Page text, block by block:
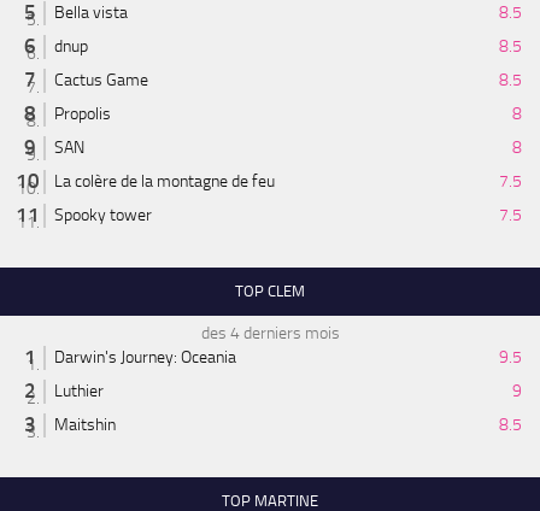
Bella vista
8.5
dnup
8.5
Cactus Game
8.5
Propolis
8
SAN
8
La colère de la montagne de feu
7.5
Spooky tower
7.5
TOP CLEM
des 4 derniers mois
Darwin's Journey: Oceania
9.5
Luthier
9
Maitshin
8.5
TOP MARTINE